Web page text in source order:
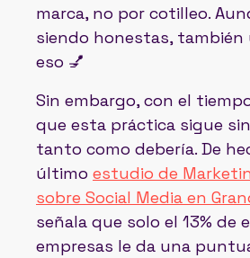
marca, no por cotilleo.
siendo honestas, también
eso 💅
Sin embargo, con el
que esta práctica sigue
tanto como debería. De
último estudio de
sobre Social Media en
señala que solo el 13% de
empresas le da una